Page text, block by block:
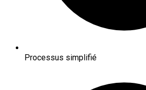
Processus simplifié